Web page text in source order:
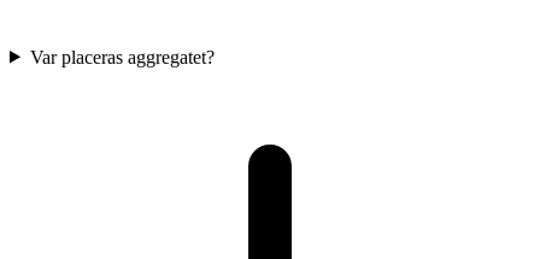
Var placeras aggregatet?